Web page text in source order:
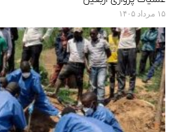
۱۵ مرداد ۱۴۰۵